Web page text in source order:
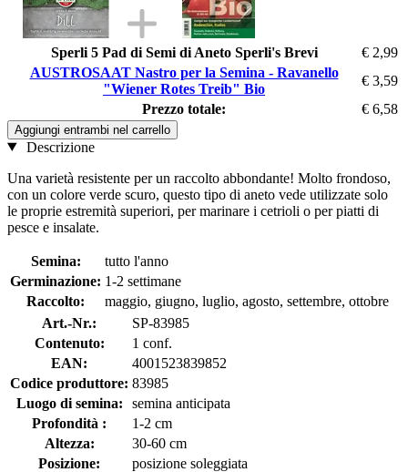
Sperli 5 Pad di Semi di Aneto Sperli's Brevi
€ 2,99
AUSTROSAAT Nastro per la Semina - Ravanello
"Wiener Rotes Treib" Bio
€ 3,59
Prezzo totale:
€ 6,58
Aggiungi entrambi nel carrello
Descrizione
Una varietà resistente per un raccolto abbondante! Molto frondoso,
con un colore verde scuro, questo tipo di aneto vede utilizzate solo
le proprie estremità superiori, per marinare i cetrioli o per piatti di
pesce e insalate.
Semina:
tutto l'anno
Germinazione: 1-2 settimane
Raccolto:
maggio, giugno, luglio, agosto, settembre, ottobre
Art.-Nr.:
SP-83985
Contenuto:
1 conf.
EAN:
4001523839852
Codice produttore: 83985
Luogo di semina:
semina anticipata
Profondità :
1-2 cm
Altezza:
30-60 cm
Posizione:
posizione soleggiata